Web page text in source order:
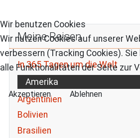
Meine Reisen
In 365 Tagen um die Welt
Amerika
Argentinien
Bolivien
Brasilien
Wir benutzen Cookies
Wir nutzen Cookies auf unserer
verbessern (Tracking Cookies).
alle Funktionalitäten der Seite zur
Akzeptieren Ablehnen